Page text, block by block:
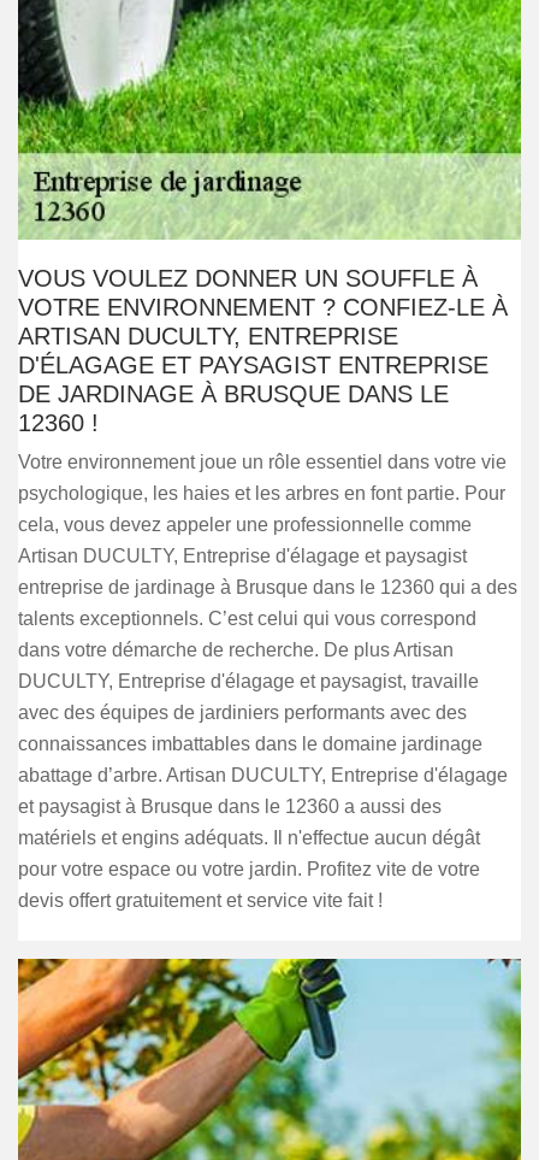
VOUS VOULEZ DONNER UN SOUFFLE À
VOTRE ENVIRONNEMENT ? CONFIEZ-LE À
ARTISAN DUCULTY, ENTREPRISE
D'ÉLAGAGE ET PAYSAGIST ENTREPRISE
DE JARDINAGE À BRUSQUE DANS LE
12360 !
Votre environnement joue un rôle essentiel dans votre vie
psychologique, les haies et les arbres en font partie. Pour
cela, vous devez appeler une professionnelle comme
Artisan DUCULTY, Entreprise d'élagage et paysagist
entreprise de jardinage à Brusque dans le 12360 qui a des
talents exceptionnels. C’est celui qui vous correspond
dans votre démarche de recherche. De plus Artisan
DUCULTY, Entreprise d'élagage et paysagist, travaille
avec des équipes de jardiniers performants avec des
connaissances imbattables dans le domaine jardinage
abattage d’arbre. Artisan DUCULTY, Entreprise d'élagage
et paysagist à Brusque dans le 12360 a aussi des
matériels et engins adéquats. Il n'effectue aucun dégât
pour votre espace ou votre jardin. Profitez vite de votre
devis offert gratuitement et service vite fait !